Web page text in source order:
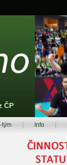
ČP
tým Info